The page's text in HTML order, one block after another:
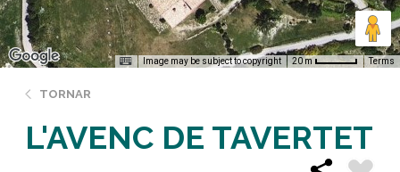
Image may be subject to copyright 20 m Terms
TORNAR
L'AVENC DE TAVERTET